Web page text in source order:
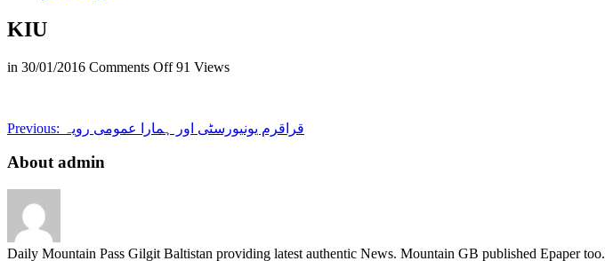
KIU
in 30/01/2016 Comments Offon
91 Views
Previous: قراقرم یونیورسٹی اور ہمارا عمومی رویہ
About admin
Daily Mountain Pass Gilgit Baltistan providing latest authentic News. Mountain GB published Epaper too.